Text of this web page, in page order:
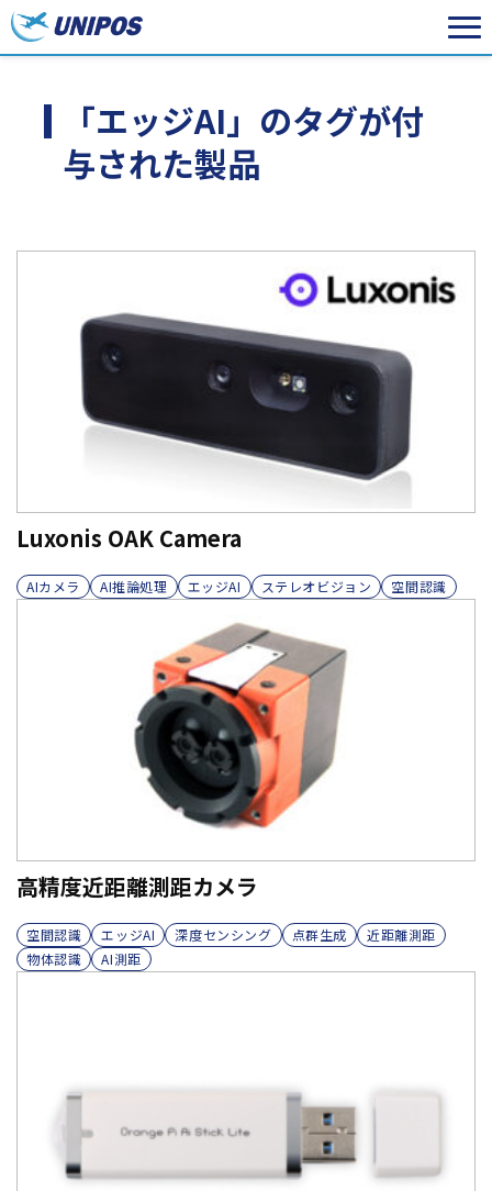
「エッジAI」のタグが付
与された製品
Luxonis OAK Camera
AIカメラ AI推論処理 エッジAI ステレオビジョン 空間認識
高精度近距離測距カメラ
空間認識 エッジAI 深度センシング 点群生成
近距離測距
物体認識
AI測距